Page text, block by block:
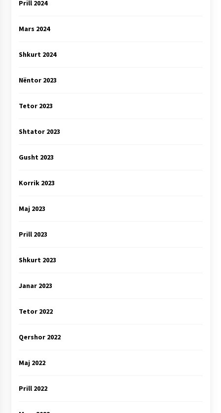
Prill 2024
Mars 2024
Shkurt 2024
Nëntor 2023
Tetor 2023
Shtator 2023
Gusht 2023
Korrik 2023
Maj 2023
Prill 2023
Shkurt 2023
Janar 2023
Tetor 2022
Qershor 2022
Maj 2022
Prill 2022